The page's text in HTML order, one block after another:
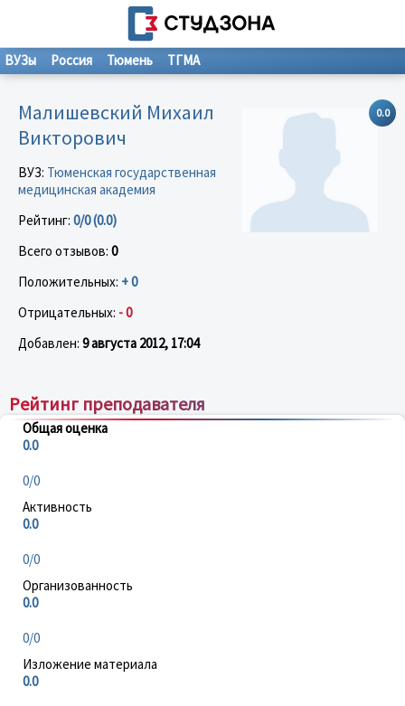
ВУЗы Россия Тюмень ТГМА
0.0
Малишевский Михаил
Викторович
ВУЗ: Тюменская государственная
медицинская академия
Рейтинг: 0/0 (0.0)
Всего отзывов: 0
Положительных: + 0
Отрицательных: - 0
Добавлен: 9 августа 2012, 17:04
Рейтинг преподавателя
Общая оценка
0.0
0/0
Активность
0.0
0/0
Организованность
0.0
0/0
Изложение материала
0.0